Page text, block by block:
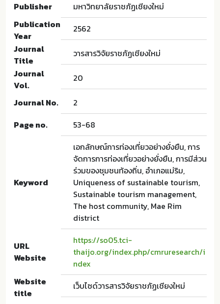
Publisher
มหาวิทยาลัยราชภัฏเชียงใหม่
Publication
Year
2562
Journal
Title
วารสารวิจัยราชภัฏเชียงใหม่
Journal
Vol.
20
Journal No.
2
Page no.
53-68
Keyword
เอกลักษณ์การท่องเที่ยวอย่างยั่งยืน, การ
จัดการการท่องเที่ยวอย่างยั่งยืน, การมีส่วน
ร่วมของชุมชนท้องถิ่น, อำเภอแม่ริม,
Uniqueness of sustainable tourism,
Sustainable tourism management,
The host community, Mae Rim
district
URL
Website
https://so05.tci-
thaijo.org/index.php/cmruresearch/i
ndex
Website
title
เว็บไซด์วารสารวิจัยราชภัฏเชียงใหม่